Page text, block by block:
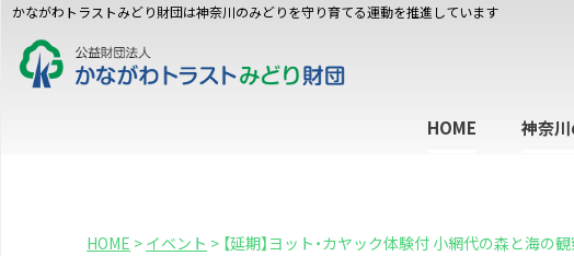
かながわトラストみどり財団は神奈川のみどりを守り育てる運動を推進しています
HOME 神奈
HOME > イベント > 【延期】ヨット・カヤック体験付 小網代の森と海の